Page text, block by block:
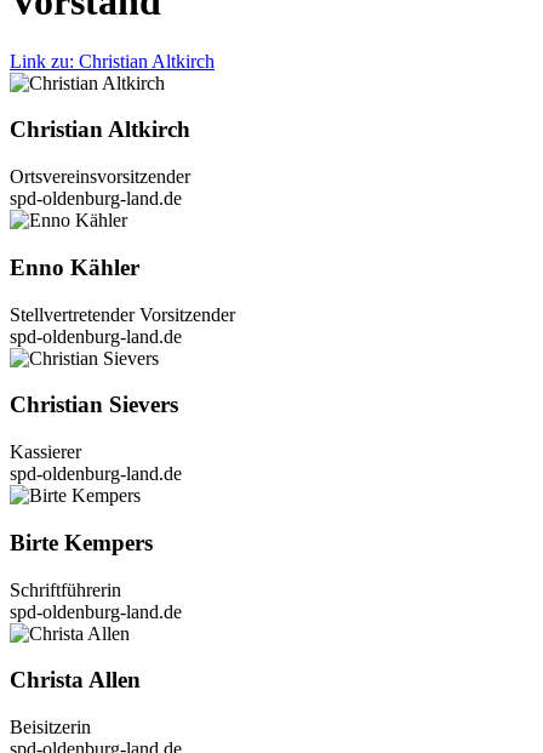
Link zu: Chris­ti­an Alt­kirch
Chris­ti­an Alt­kirch
Orts­ver­eins­vor­sit­zen­der
spd-oldenburg-land.de
Enno Käh­ler
Stell­ver­tre­ten­der Vor­sit­zen­der
spd-oldenburg-land.de
Chris­ti­an Sie­vers
Kas­sie­rer
spd-oldenburg-land.de
Bir­te Kem­pers
Schrift­füh­re­rin
spd-oldenburg-land.de
Chris­ta Allen
Bei­sit­ze­rin
spd-oldenburg-land.de